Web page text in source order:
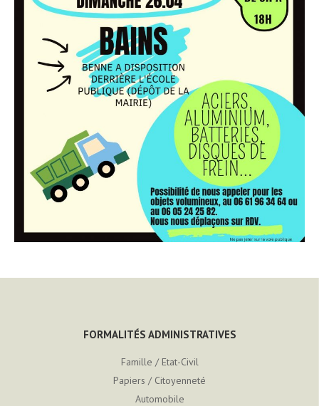
FORMALITÉS ADMINISTRATIVES
Famille / Etat-Civil
Papiers / Citoyenneté
Automobile